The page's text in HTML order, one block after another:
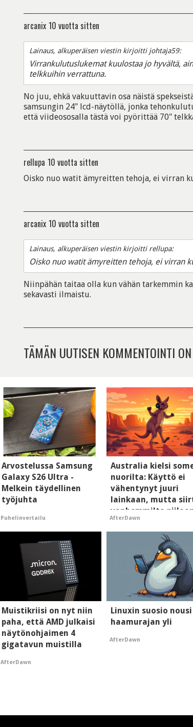
arcanix 10 vuotta sitten
Lainaus, alkuperäisen viestin kirjoitti johtaja59:
Virrankulutuslukemat kuulostaa jo hyvältä,
telkkuihin verrattuna.
No juu, ehkä vakuuttavin osa näistä
samsungin 24" lcd-näytöllä, jonka
että viideososalla tästä voi pyörittää 70"
rellupa 10 vuotta sitten
Oisko nuo watit ämyreitten tehoja, ei virran
arcanix 10 vuotta sitten
Lainaus, alkuperäisen viestin kirjoitti rellupa:
Oisko nuo watit ämyreitten tehoja, ei virran
Niinpähän taitaa olla kun vähän tarkemmin
sekavasti ilmaistu.
TÄMÄN UUTISEN KOMMENTOINTI
Arvostelussa Samsung
Galaxy S26 Ultra -
Melkein täydellinen
työjuhta
Puhelinvertailu
Australia kielsi
nuorilta: Käyttö ei
vähentynyt juuri
lainkaan, mutta
vanhemmilta piiloon
AfterDawn
Muistikriisi on nyt niin
paha, että AMD julkaisi
näytönohjaimen 4
gigatavun muistilla
AfterDawn
Linuxin suosio nousi
haamurajan yli
AfterDawn